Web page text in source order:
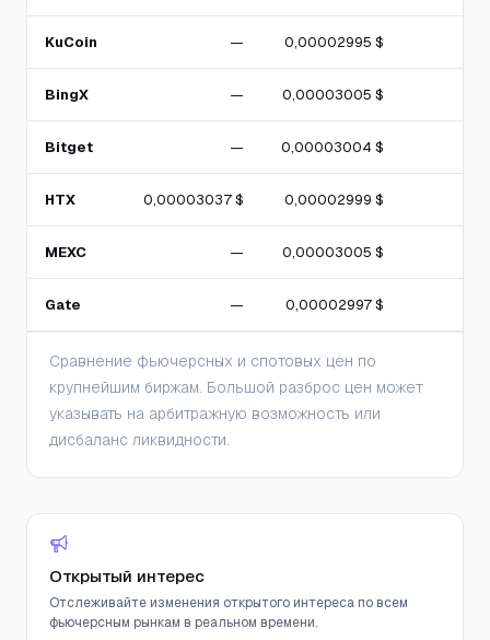
KuCoin — 0,00002995 $
BingX — 0,00003005 $
Bitget — 0,00003004 $
HTX 0,00003037 $ 0,00002999 $
MEXC — 0,00003005 $
Gate — 0,00002997 $
Сравнение фьючерсных и спотовых цен по
крупнейшим биржам. Большой разброс цен может
указывать на арбитражную возможность или
дисбаланс ликвидности.
Открытый интерес
Отслеживайте изменения открытого интереса по всем
фьючерсным рынкам в реальном времени.